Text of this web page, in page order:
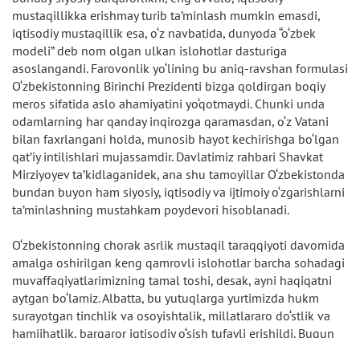
mustaqillikka erishmay turib ta’minlash mumkin emasdi,
iqtisodiy mustaqillik esa, o‘z navbatida, dunyoda “o‘zbek
modeli” deb nom olgan ulkan islohotlar dasturiga
asoslangandi. Farovonlik yo‘lining bu aniq-ravshan formulasi
O‘zbekistonning Birinchi Prezidenti bizga qoldirgan boqiy
meros sifatida aslo ahamiyatini yo‘qotmaydi. Chunki unda
odamlarning har qanday inqirozga qaramasdan, o‘z Vatani
bilan faxrlangani holda, munosib hayot kechirishga bo‘lgan
qat’iy intilishlari mujassamdir. Davlatimiz rahbari Shavkat
Mirziyoyev ta’kidlaganidek, ana shu tamoyillar O‘zbekistonda
bundan buyon ham siyosiy, iqtisodiy va ijtimoiy o‘zgarishlarni
ta’minlashning mustahkam poydevori hisoblanadi.
O‘zbekistonning chorak asrlik mustaqil taraqqiyoti davomida
amalga oshirilgan keng qamrovli islohotlar barcha sohadagi
muvaffaqiyatlarimizning tamal toshi, desak, ayni haqiqatni
aytgan bo‘lamiz. Albatta, bu yutuqlarga yurtimizda hukm
surayotgan tinchlik va osoyishtalik, millatlararo do‘stlik va
hamjihatlik, barqaror iqtisodiy o‘sish tufayli erishildi. Bugun